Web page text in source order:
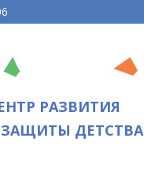
РАЗВИТИЯ
ДЕТСТВА